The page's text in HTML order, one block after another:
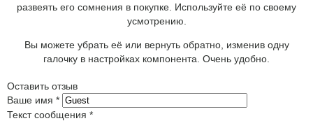
развеять его сомнения в покупке. Используйте её по своему
усмотрению.
Вы можете убрать её или вернуть обратно, изменив одну
галочку в настройках компонента. Очень удобно.
Оставить отзыв
Ваше имя *
Текст сообщения *